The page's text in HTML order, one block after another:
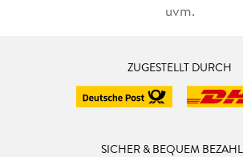
uvm.
ZUGESTELLT DURCH
SICHER & BEQUEM